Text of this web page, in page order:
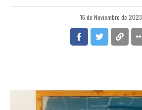
16 de Noviembre de 2023